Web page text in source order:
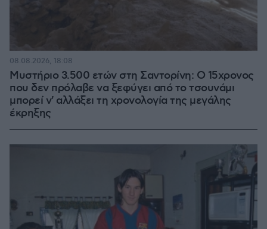
Μυστήριο 3.500 ετών στη Σαντορίνη: Ο 15χρονος
που δεν πρόλαβε να ξεφύγει από το τσουνάμι
μπορεί ν' αλλάξει τη χρονολογία της μεγάλης
έκρηξης
08.08.2026, 18:08